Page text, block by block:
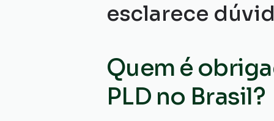
esclarece
Quem é
PLD no Brasil?